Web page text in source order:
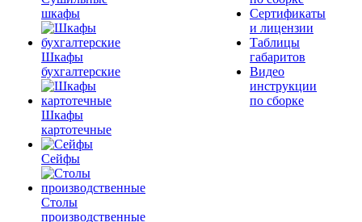
шкафы
Шкафы
бухгалтерские
Шкафы
картотечные
Сейфы
Столы
производственные
Сертификаты
и лицензии
Таблицы
габаритов
Видео
инструкции
по сборке